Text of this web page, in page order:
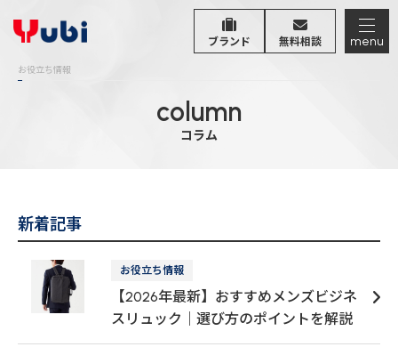
ブランド 無料相談 menu
お役立ち情報
column
コラム
新着記事
お役立ち情報
【2026年最新】おすすめメンズビジネ
スリュック｜選び方のポイントを解説